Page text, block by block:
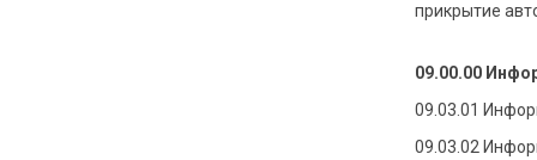
прикрытие
09.00.00
09.03.01
09.03.02